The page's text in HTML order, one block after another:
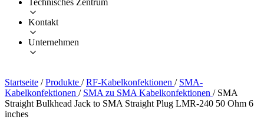
Kontakt
Unternehmen
Startseite / Produkte / RF-Kabelkonfektionen / SMA-
Kabelkonfektionen / SMA zu SMA Kabelkonfektionen / SMA
Straight Bulkhead Jack to SMA Straight Plug LMR-240 50 Ohm 6
inches